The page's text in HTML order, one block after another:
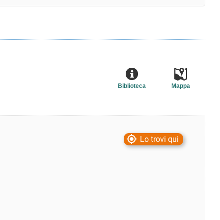
Mappa
Biblioteca
Lo trovi qui